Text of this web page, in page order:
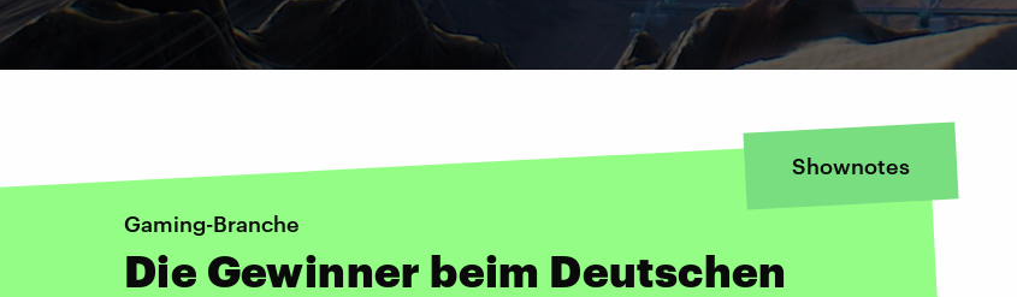
Shownotes
Gaming-Branche
Die Gewinner beim Deutschen